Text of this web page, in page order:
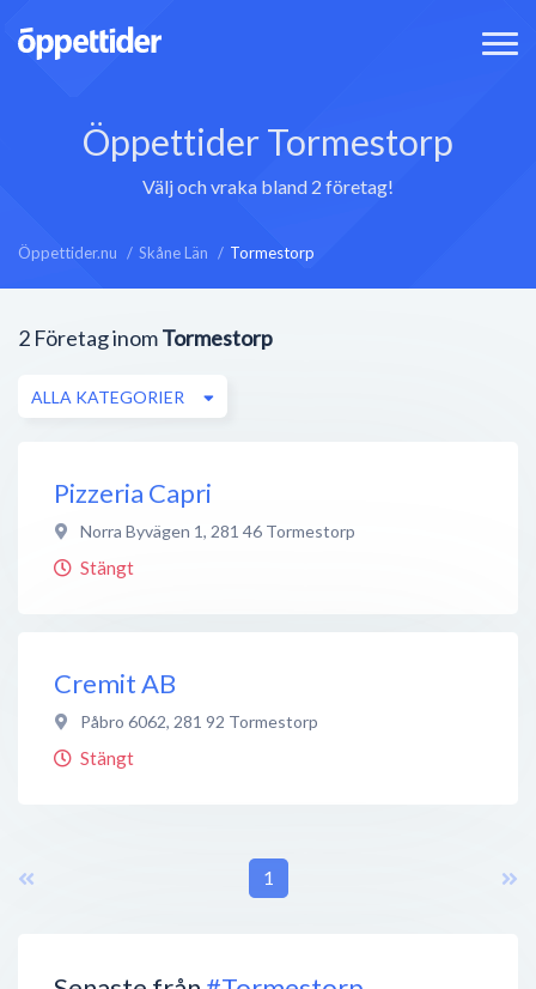
Öppettider Tormestorp
Välj och vraka bland 2 företag!
Öppettider.nu Skåne Län Tormestorp
2 Företag inomTormestorp
ALLA KATEGORIER
Pizzeria Capri
Norra Byvägen 1, 281 46 Tormestorp
Stängt
Cremit AB
Påbro 6062, 281 92 Tormestorp
Stängt
1